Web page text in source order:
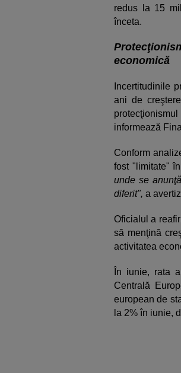
redus la 15
înceta.
economică
Incertitudinile
ani de
informează
Conform
fost "limitate"
unde se
diferit", a
Oficialul a
să menţină
activitatea
În iunie, rata
Centrală
european de
la 2% în iunie,